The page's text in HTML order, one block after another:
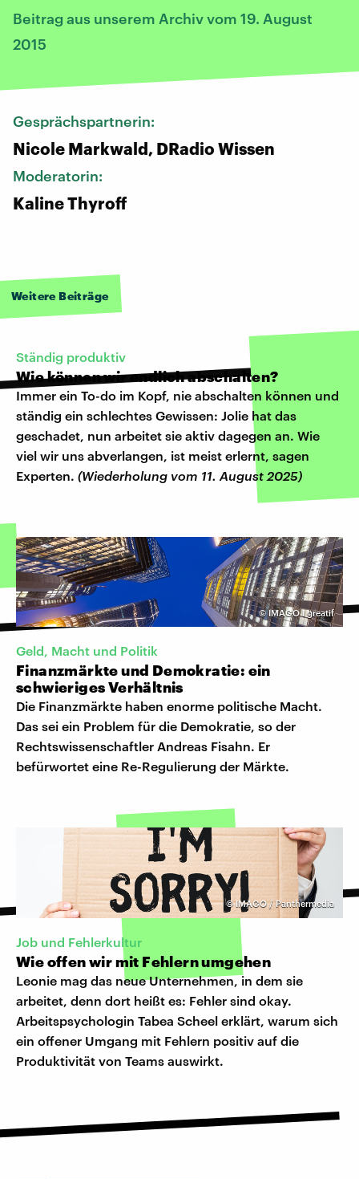
Beitrag aus unserem Archiv vom 19. August
2015
Gesprächspartnerin:
Nicole Markwald, DRadio Wissen
Moderatorin:
Kaline Thyroff
Weitere Beiträge
Ständig produktiv
Wie können wir endlich abschalten?
Immer ein To-do im Kopf, nie abschalten können und
ständig ein schlechtes Gewissen: Jolie hat das
geschadet, nun arbeitet sie aktiv dagegen an. Wie
viel wir uns abverlangen, ist meist erlernt, sagen
Experten. (Wiederholung vom 11. August 2025)
©IMAGO I greatif
Geld, Macht und Politik
Finanzmärkte und Demokratie: ein
schwieriges Verhältnis
Die Finanzmärkte haben enorme politische Macht.
Das sei ein Problem für die Demokratie, so der
Rechtswissenschaftler Andreas Fisahn. Er
befürwortet eine Re-Regulierung der Märkte.
©IMAGO / Panthermedia
Job und Fehlerkultur
Wie offen wir mit Fehlern umgehen
Leonie mag das neue Unternehmen, in dem sie
arbeitet, denn dort heißt es: Fehler sind okay.
Arbeitspsychologin Tabea Scheel erklärt, warum sich
ein offener Umgang mit Fehlern positiv auf die
Produktivität von Teams auswirkt.